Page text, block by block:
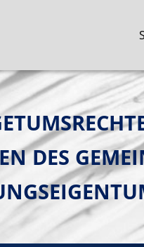
DES